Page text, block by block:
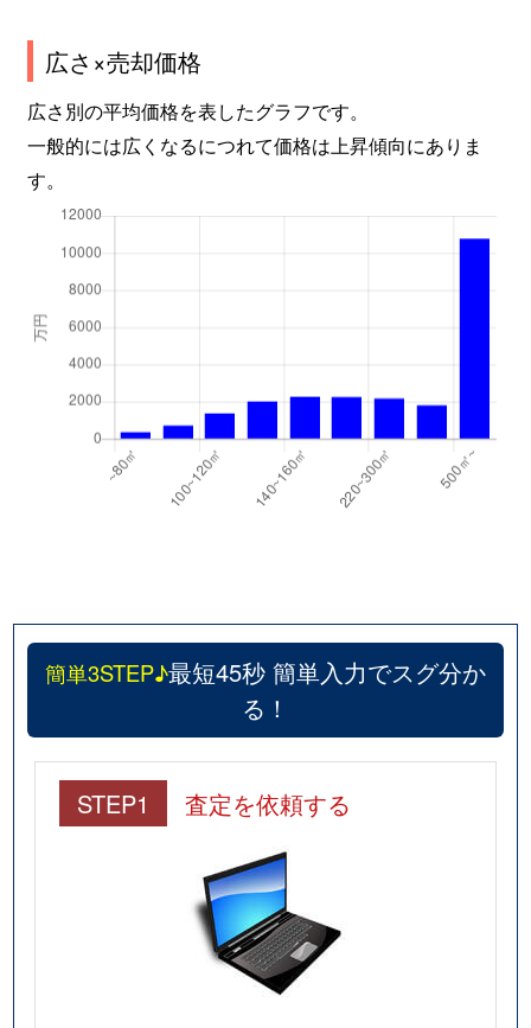
広さ×売却価格
広さ別の平均価格を表したグラフです。
一般的には広くなるにつれて価格は上昇傾向にありま
す。
簡単3STEP♪最短45秒 簡単入力でスグ分か
る！
STEP1 査定を依頼する